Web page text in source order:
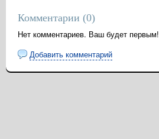
Комментарии (0)
Нет комментариев. Ваш будет первым!
Добавить комментарий